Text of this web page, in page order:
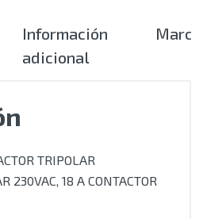
Información
adicional
Marca
TRIPOLAR
230VAC, 18 A CONTACTOR